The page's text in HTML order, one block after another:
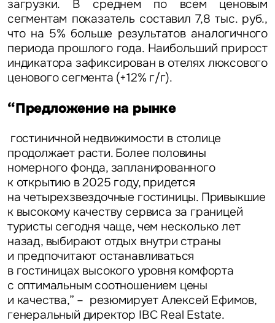
загрузки. В среднем по всем ценовым
сегментам показатель составил 7,8 тыс. руб.,
что на 5% больше результатов аналогичного
периода прошлого года. Наибольший прирост
индикатора зафиксирован в отелях люксового
ценового сегмента (+12% г/г).
“Предложение на рынке
гостиничной недвижимости в столице
продолжает расти. Более половины
номерного фонда, запланированного
к открытию в 2025 году, придется
на четырехзвездочные гостиницы. Привыкшие
к высокому качеству сервиса за границей
туристы сегодня чаще, чем несколько лет
назад, выбирают отдых внутри страны
и предпочитают останавливаться
в гостиницах высокого уровня комфорта
с оптимальным соотношением цены
и качества,” – резюмирует Алексей Ефимов,
генеральный директор IBC Real Estate.
Жалоба
Уведомления
Объявление
Это обязательное поле
Это обязательное поле
Отправить
Нажимая на кнопку «Отправить», вы даете свое согласие
на обработку и использование ваших персональных данных
персональных данных